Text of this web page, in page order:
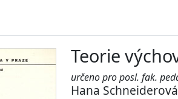
Teorie
určeno pro posl. fak.
Hana Schneiderová